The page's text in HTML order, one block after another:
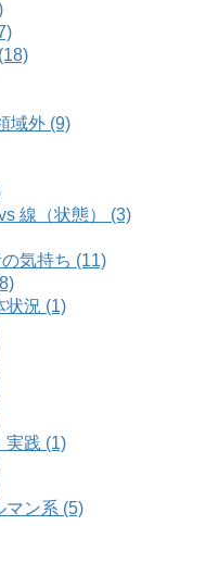
域外 (9)
線（状態） (3)
気持ち (11)
状況 (1)
実践 (1)
マン系 (5)